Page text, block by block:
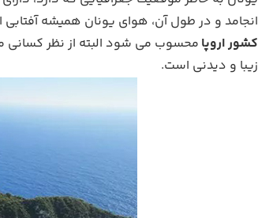
انجامد و در طول آن، هوای یونان همیشه
کشور اروپا محسوب می شود البته از نظر کسانی
زیبا و دیدنی است.